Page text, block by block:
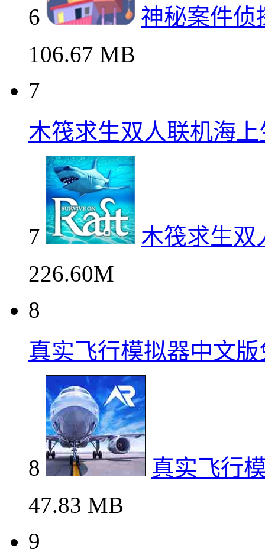
6
神秘案件侦
106.67 MB
7
木筏求生双人联机海
7
木筏求生双
226.60M
8
真实飞行模拟器中文
8
真实飞行
47.83 MB
9